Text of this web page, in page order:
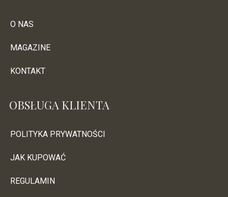
O NAS
MAGAZINE
KONTAKT
OBSŁUGA KLIENTA
POLITYKA PRYWATNOŚCI
JAK KUPOWAĆ
REGULAMIN